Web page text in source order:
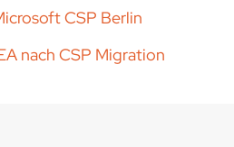
CSP Berlin
nach CSP Migration